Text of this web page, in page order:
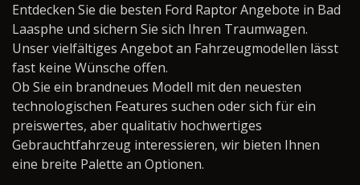
Entdecken Sie die besten Ford Raptor Angebote in Bad
Laasphe und sichern Sie sich Ihren Traumwagen.
Unser vielfältiges Angebot an Fahrzeugmodellen lässt
fast keine Wünsche offen.
Ob Sie ein brandneues Modell mit den neuesten
technologischen Features suchen oder sich für ein
preiswertes, aber qualitativ hochwertiges
Gebrauchtfahrzeug interessieren, wir bieten Ihnen
eine breite Palette an Optionen.